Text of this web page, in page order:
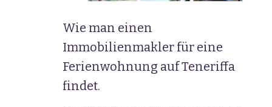
Wie man einen
Immobilienmakler für eine
Ferienwohnung auf Teneriffa
findet.